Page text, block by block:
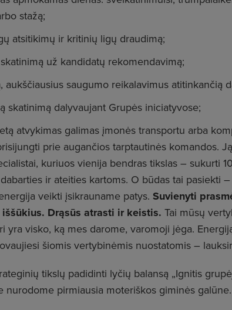
stažą;
atsitikimų ir kritinių ligų draudimą;
už kandidatų rekomendavimą;
aukščiausius saugumo reikalavimus atitinkančią
skatinimą dalyvaujant Grupės iniciatyvose;
atvykimas galimas įmonės transportu arba
prie augančios tarptautinės komandos.
kuriuos vienija bendras tikslas – sukurti
ir ateities kartoms. O būdas tai pasiekti
veikti įsikrauname patys. Suvienyti
Drąsūs atrasti ir keistis. Tai mūsų
yra visko, ką mes darome, varomoji jėga.
šiomis vertybinėmis nuostatomis –
tikslų padidinti lyčių balansą „Ignitis
nurodome pirmiausia moteriškos giminės galūne.